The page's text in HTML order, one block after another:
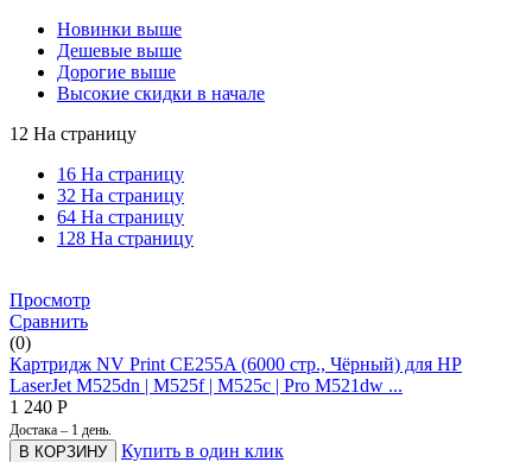
Новинки выше
Дешевые выше
Дорогие выше
Высокие скидки в начале
12 На страницу
16 На страницу
32 На страницу
64 На страницу
128 На страницу
Просмотр
Сравнить
(0)
Картридж NV Print CE255A (6000 стр., Чёрный) для HP
LaserJet M525dn | M525f | M525c | Pro M521dw ...
1 240 Р
Достака – 1 день.
В КОРЗИНУ Купить в один клик